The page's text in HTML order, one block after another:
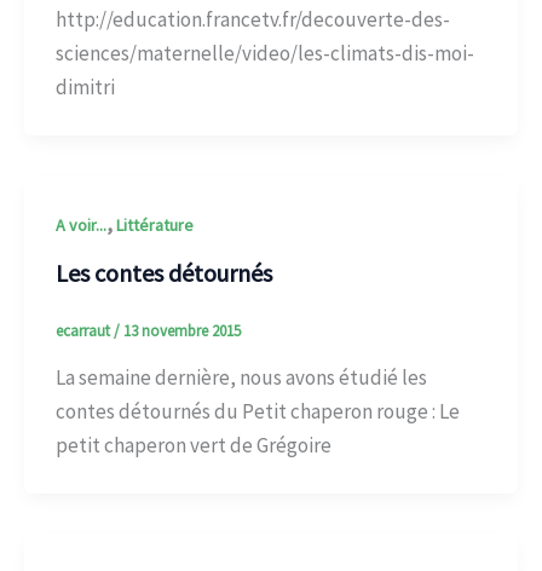
http://education.francetv.fr/decouverte-des-
sciences/maternelle/video/les-climats-dis-moi-
dimitri
A voir...,Littérature
Les contes détournés
ecarraut/ 13 novembre 2015
La semaine dernière, nous avons étudié les
contes détournés du Petit chaperon rouge : Le
petit chaperon vert de Grégoire